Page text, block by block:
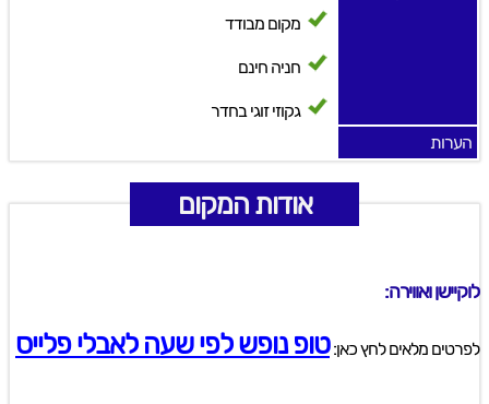
מקום מבודד
חניה חינם
גקוזי זוגי בחדר
הערות
אודות המקום
לוקיישן ואווירה:
לפרטים מלאים לחץ כאן:טופ נופש לפי שעה לאבלי פלייס